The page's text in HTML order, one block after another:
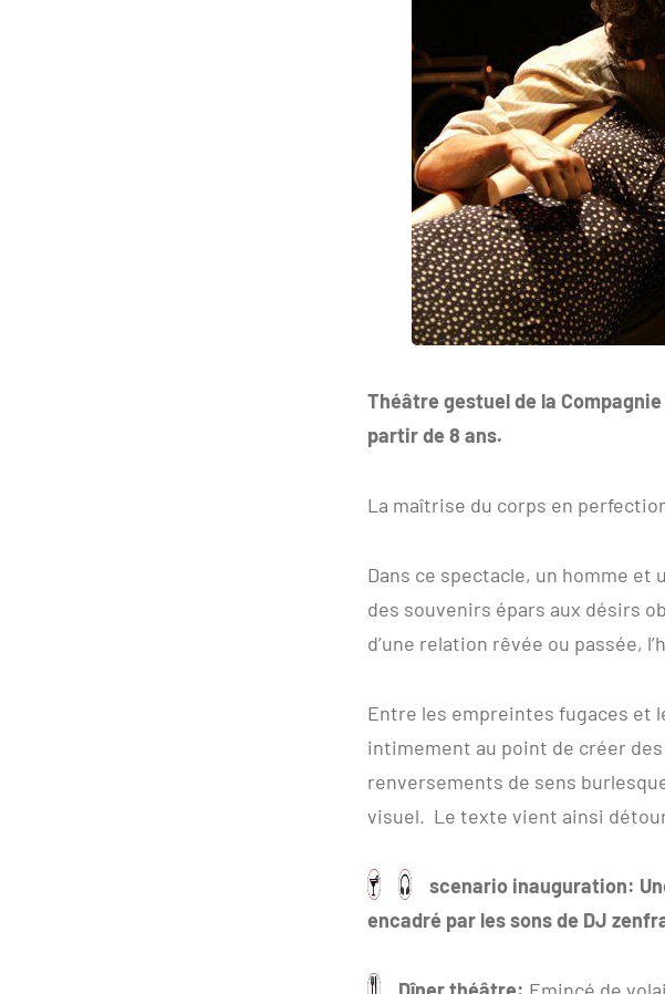
Théâtre gestuel de la
partir de 8 ans.
La maîtrise du corps en
Dans ce spectacle, un homme et
des souvenirs épars aux désirs
d’une relation rêvée ou passée,
Entre les empreintes fugaces et
intimement au point de créer
renversements de sens
visuel. Le texte vient ainsi
scenario inauguration:
encadré par les sons de DJ